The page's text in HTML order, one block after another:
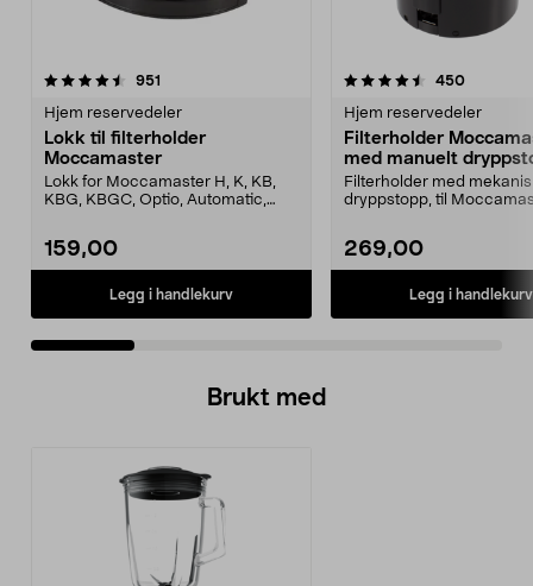
951
Hjem reservedeler
Lokk til filterholder
Moccamaster
Lokk for Moccamaster H, K, KB,
KBG, KBGC, Optio, Automatic,
159,00
Legg i handlekurv
4.5 av 5 stjerner 450
Hjem reservedeler
Filterholder
med manuelt
Filterholder med
dryppstopp, til
269,00
Legg i handlekurv
4.5 av 5 stjerner
Brukt med